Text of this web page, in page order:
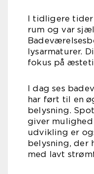
I tidligere
rum og var
lysarmaturer.
fokus på
I dag ses
har ført til en
belysning.
giver
udvikling er
belysning, der
med lavt